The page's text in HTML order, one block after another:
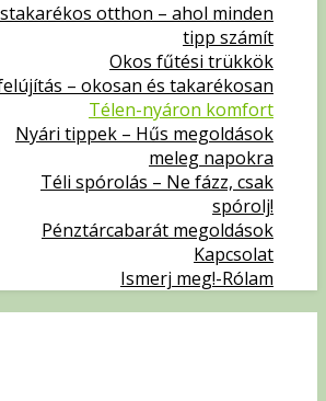
otthon – ahol minden
tipp számít
Okos fűtési trükkök
– okosan és takarékosan
Télen-nyáron komfort
Nyári tippek – Hűs megoldások
meleg napokra
Téli spórolás – Ne fázz, csak
spórolj!
Pénztárcabarát megoldások
Kapcsolat
Ismerj meg!-Rólam